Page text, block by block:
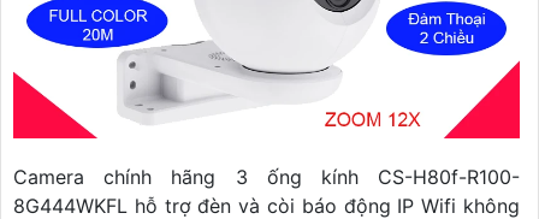
Camera chính hãng 3 ống kính CS-H80f-R100-
8G444WKFL hỗ trợ đèn và còi báo động IP Wifi không